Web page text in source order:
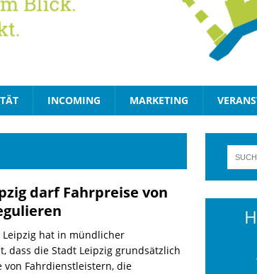
INCOMING MARKETING
darf Fahrpreise von
Leipzig hat in mündlicher
dass die Stadt Leipzig grundsätzlich
von Fahrdienstleistern, die